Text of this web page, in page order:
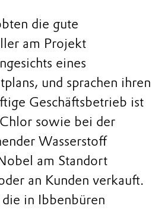
die gute
am Projekt
eines
und sprachen ihren
Geschäftsbetrieb ist
sowie bei der
Wasserstoff
am Standort
an Kunden verkauft.
in Ibbenbüren